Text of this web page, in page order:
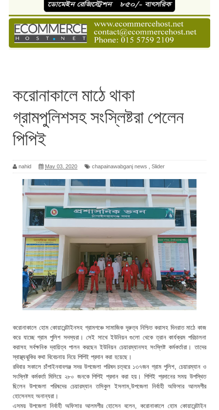
করোনাকালে মাঠে থাকা
গ্রামপুলিশসহ সংস্লিষ্টরা পেলেন
পিপিই
nahid May 03, 2020 chapainawabganj news Slider
করোনাকালে হোম কোয়ারেন্টাইনসহ গ্রামগঞ্চে সামাজিক দূরুত্ব নিশ্চিত করাসহ দিনরাত মাঠে কাজ
করে যাচ্ছে গ্রাম পুলিশ সদস্যরা। সেই সাথে ইউনিয়ন গুলো থেকে ত্রান কার্যক্রম পরিচালনা
করাসহ সর্বক্ষনিক দ্বায়িত্ব পালন করছেন ইউনিয়ন চেয়ারম্যানসহ সংস্লিষ্ট কর্মকর্তারা। তাদের
স্বাস্থ্যঝুকির কথা বিবেচনায় নিয়ে পিপিই প্রদান করা হয়েছে।
রবিবার সকালে চাঁপাইনবাবগঞ্জ সদর উপজেলা পরিষদ চত্বরে ১৩৭জন গ্রাম পুলিশ, চেয়ারম্যান ও
সংস্লিষ্ট কর্মকর্তা মিলিয়ে ২৮০ জনকে পিপিই প্রদান করা হয়। পিপিই প্রদানের সময় উপস্থিত
ছিলেন উপজেলা পরিষদের চেয়ারম্যান তসিকুল ইসলাম,উপজেলা নির্বাহী অফিসার আলমগীর
হোসেনসহ অনান্যরা।
এসময় উপজেলা নির্বাহী অফিসার আলমগীর হোসেন বলেন, করোনাকালে হোম কোয়ারেন্টাইন